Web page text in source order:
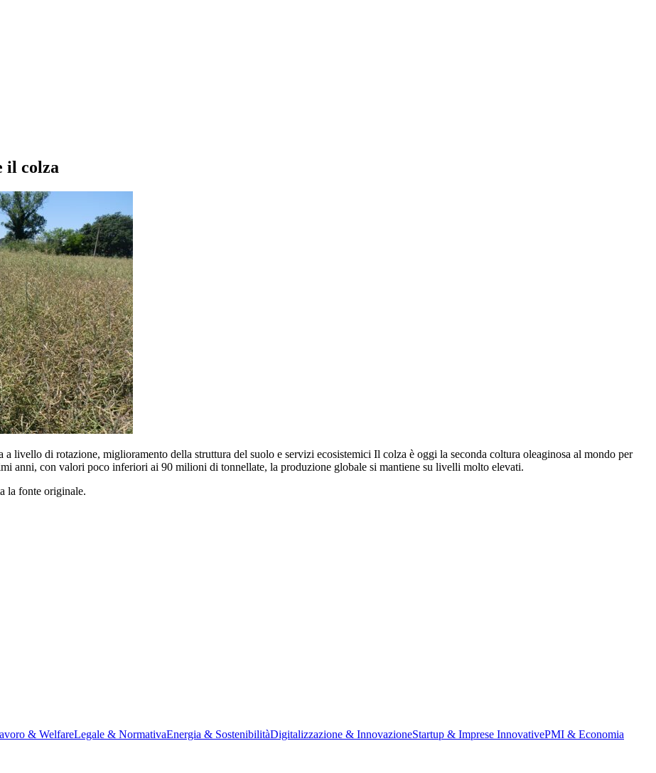
il colza
livello di rotazione, miglioramento della struttura del suolo e servizi ecosistemici Il colza è oggi la seconda coltura oleaginosa al mondo per
anni, con valori poco inferiori ai 90 milioni di tonnellate, la produzione globale si mantiene su livelli molto elevati.
la fonte originale.
& WelfareLegale & NormativaEnergia & SostenibilitàDigitalizzazione & InnovazioneStartup & Imprese InnovativePMI & Economia